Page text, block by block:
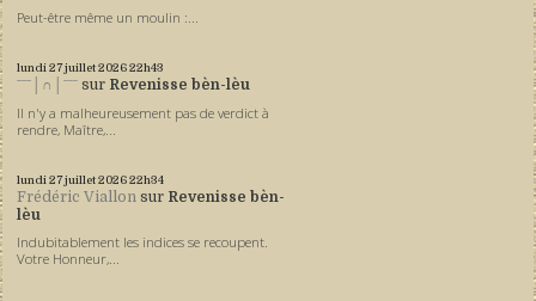
Peut-être même un moulin :...
lundi 27juillet 202622h43
ˉˉˉ│∩│ˉˉˉ sur Revenisse bèn-lèu
Il n'y a malheureusement pas de verdict à
rendre, Maître,...
lundi 27juillet 202622h34
Frédéric Viallon sur Revenisse bèn-
lèu
Indubitablement les indices se recoupent.
Votre Honneur,...